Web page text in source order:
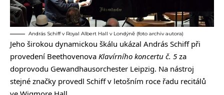
András Schiff v Royal Albert Hall v Londýně (foto archiv autora)
Jeho širokou dynamickou škálu ukázal András Schiff při
provedení Beethovenova Klavírního koncertu č. 5 za
doprovodu Gewandhausorchester Leipzig. Na nástroj
stejné značky provedl Schiff v letošním roce řadu recitálů